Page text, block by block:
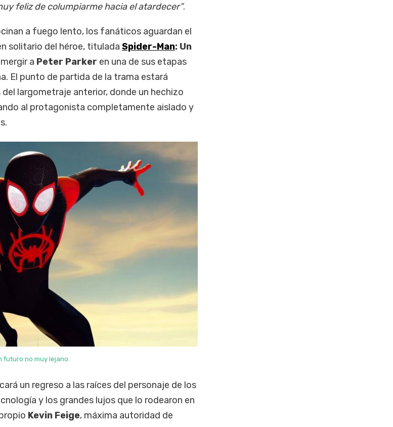
feliz de columpiarme hacia el atardecer”.
a fuego lento, los fanáticos aguardan el
solitario del héroe, titulada Spider-Man: Un
a Peter Parker en una de sus etapas
El punto de partida de la trama estará
largometraje anterior, donde un hechizo
al protagonista completamente aislado y
futuro no muy lejano.
un regreso a las raíces del personaje de los
y los grandes lujos que lo rodearon en
Kevin Feige, máxima autoridad de